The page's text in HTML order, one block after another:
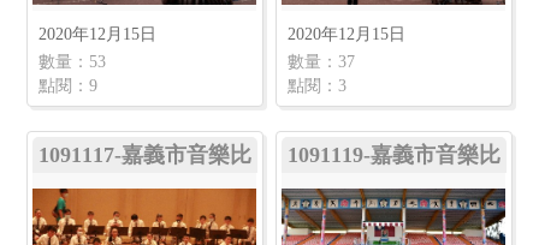
2020年12月15日
數量：53
點閱：9
2020年12月15日
數量：37
點閱：3
1091117-嘉義市音樂比
賽-室內管樂合奏
1091119-嘉義市音樂比
賽-室外行進